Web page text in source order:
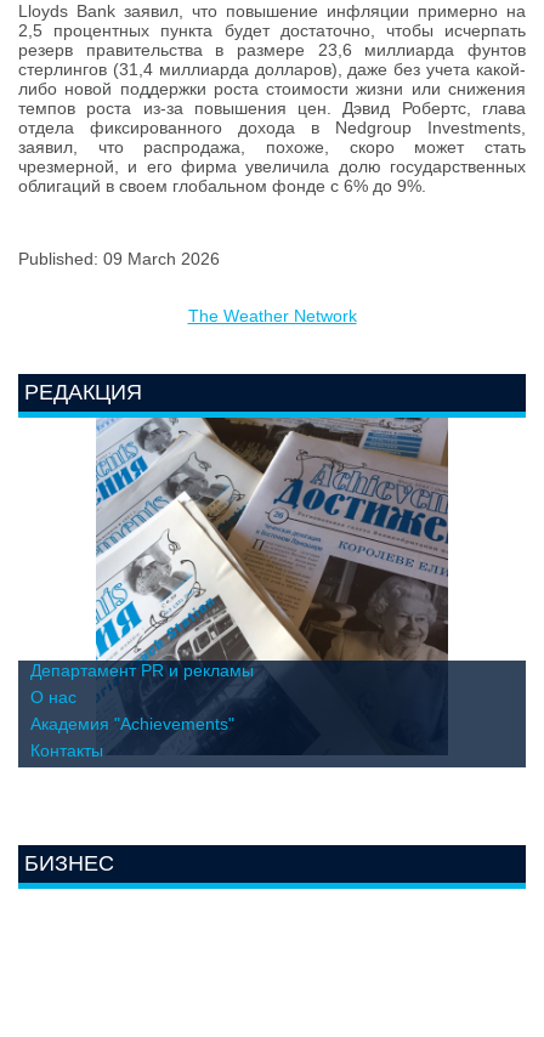
Lloyds Bank заявил, что повышение инфляции примерно на
2,5 процентных пункта будет достаточно, чтобы исчерпать
резерв правительства в размере 23,6 миллиарда фунтов
стерлингов (31,4 миллиарда долларов), даже без учета какой-
либо новой поддержки роста стоимости жизни или снижения
темпов роста из-за повышения цен. Дэвид Робертс, глава
отдела фиксированного дохода в Nedgroup Investments,
заявил, что распродажа, похоже, скоро может стать
чрезмерной, и его фирма увеличила долю государственных
облигаций в своем глобальном фонде с 6% до 9%.
Published: 09 March 2026
The Weather Network
РЕДАКЦИЯ
Департамент PR и рекламы
О нас
Академия "Achievements"
Контакты
БИЗНЕС